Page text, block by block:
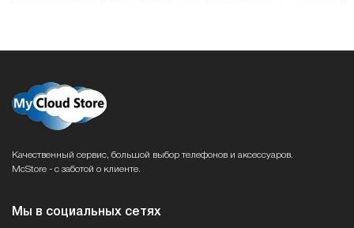
Качественный сервис, большой выбор телефонов и аксессуаров.
McStore - с заботой о клиенте.
Мы в социальных сетях